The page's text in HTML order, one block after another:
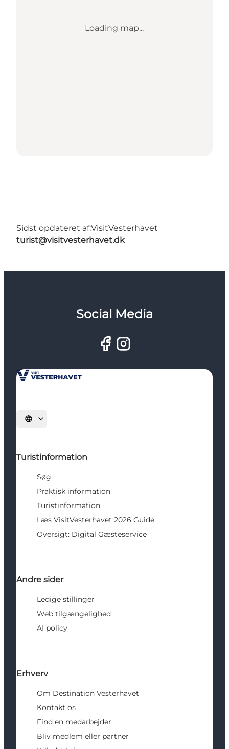
Loading map...
Sidst opdateret af:VisitVesterhavet
turist@visitvesterhavet.dk
Social Media
Vælg sprog
Turistinformation
Søg
Praktisk information
Turistinformation
Læs VisitVesterhavet 2026 Guide
Oversigt: Digital Gæsteservice
Andre sider
Ledige stillinger
Web tilgængelighed
AI policy
Erhverv
Om Destination Vesterhavet
Kontakt os
Find en medarbejder
Bliv medlem eller partner